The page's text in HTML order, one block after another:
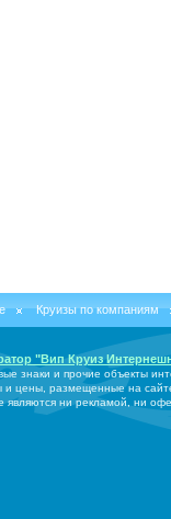
Круизы по компаниям
"Вип Круиз
знаки и прочие объекты
цены, размещенные на
являются ни рекламой, ни